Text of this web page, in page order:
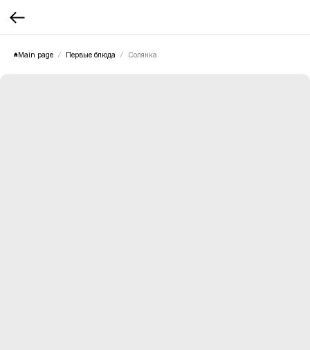
Main page Первые блюда Солянка